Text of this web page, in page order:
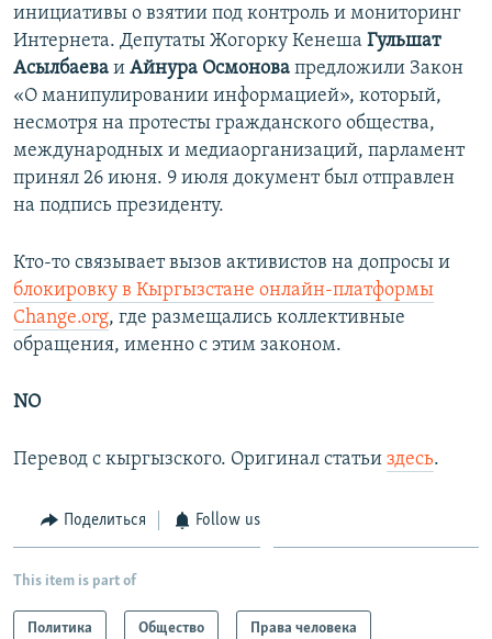
инициативы о взятии под контроль и мониторинг
Интернета. Депутаты Жогорку Кенеша Гульшат
Асылбаева и Айнура Осмонова предложили Закон
«О манипулировании информацией», который,
несмотря на протесты гражданского общества,
международных и медиаорганизаций, парламент
принял 26 июня. 9 июля документ был отправлен
на подпись президенту.
Кто-то связывает вызов активистов на допросы и
блокировку в Кыргызстане онлайн-платформы
Change.org, где размещались коллективные
обращения, именно с этим законом.
NO
Перевод с кыргызского. Оригинал статьи здесь.
Поделиться Follow us
This item is part of
Политика Общество Права человека